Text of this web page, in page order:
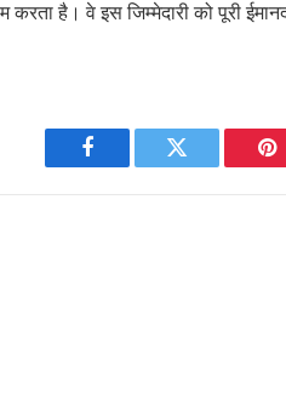
है। वे इस जिम्मेदारी को पूरी
Facebook Twitter